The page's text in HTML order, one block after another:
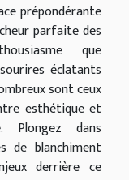
prépondérante
parfaite des
que
éclatants
sont ceux
esthétique et
Plongez dans
de blanchiment
derrière ce